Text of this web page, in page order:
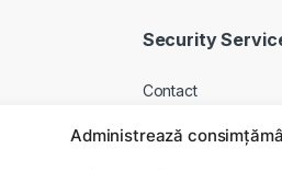
Administrează
Security
Contact